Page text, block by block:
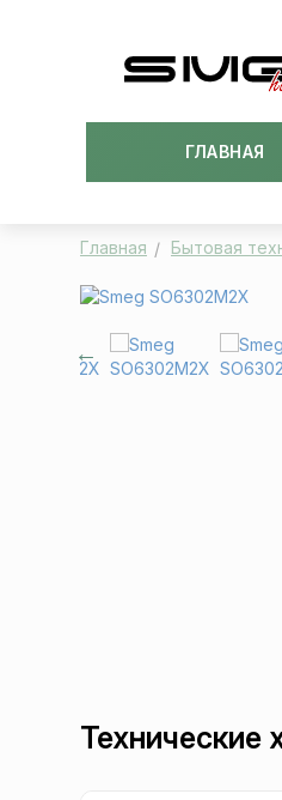
ГЛАВНАЯ
Главная Бытовая
Технические